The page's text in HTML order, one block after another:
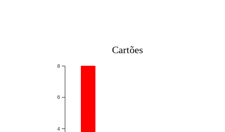
4
6
8
Cartões